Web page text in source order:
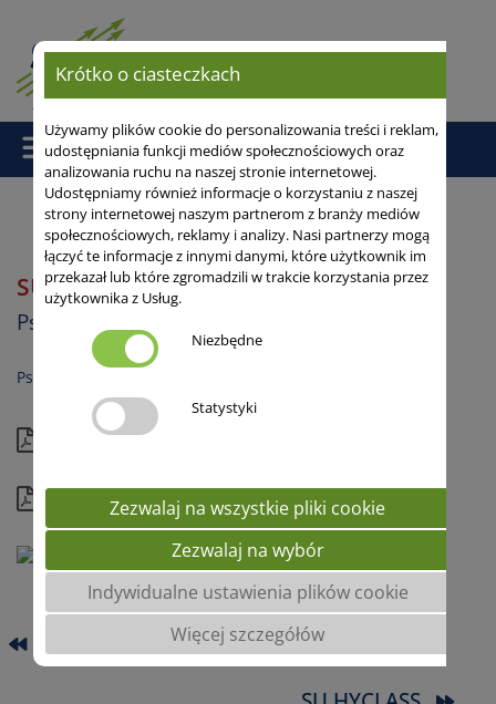
Strona główna/Pszenica Ozima Hybrydowa / SU HYCARDI
SU HYCARDIB
Pszenica ozima hybrydowa
Pszenica chlebowa
Aktualna karta
Kompletny profil
Krótko o ciasteczkach
Używamy plików cookie do personalizowania treści i reklam,
udostępniania funkcji mediów społecznościowych oraz
analizowania ruchu na naszej stronie internetowej.
Udostępniamy również informacje o korzystaniu z naszej
strony internetowej naszym partnerom z branży mediów
społecznościowych, reklamy i analizy. Nasi partnerzy mogą
łączyć te informacje z innymi danymi, które użytkownik im
przekazał lub które zgromadzili w trakcie korzystania przez
użytkownika z Usług.
Niezbędne
Statystyki
Zezwalaj na wszystkie pliki cookie
Zezwalaj na wybór
Indywidualne ustawienia plików cookie
Więcej szczegółów